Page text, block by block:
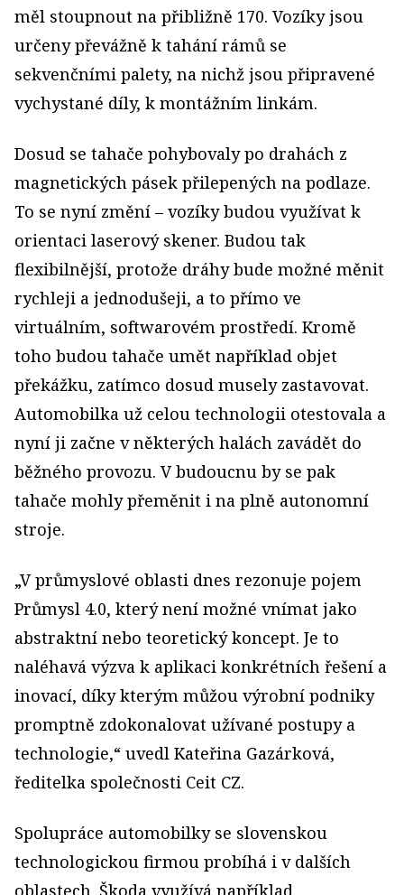
měl stoupnout na přibližně 170. Vozíky jsou
určeny převážně k tahání rámů se
sekvenčními palety, na nichž jsou připravené
vychystané díly, k montážním linkám.
Dosud se tahače pohybovaly po drahách z
magnetických pásek přilepených na podlaze.
To se nyní změní – vozíky budou využívat k
orientaci laserový skener. Budou tak
flexibilnější, protože dráhy bude možné měnit
rychleji a jednodušeji, a to přímo ve
virtuálním, softwarovém prostředí. Kromě
toho budou tahače umět například objet
překážku, zatímco dosud musely zastavovat.
Automobilka už celou technologii otestovala a
nyní ji začne v některých halách zavádět do
běžného provozu. V budoucnu by se pak
tahače mohly přeměnit i na plně autonomní
stroje.
„V průmyslové oblasti dnes rezonuje pojem
Průmysl 4.0, který není možné vnímat jako
abstraktní nebo teoretický koncept. Je to
naléhavá výzva k aplikaci konkrétních řešení a
inovací, díky kterým můžou výrobní podniky
promptně zdokonalovat užívané postupy a
technologie,“ uvedl Kateřina Gazárková,
ředitelka společnosti Ceit CZ.
Spolupráce automobilky se slovenskou
technologickou firmou probíhá i v dalších
oblastech. Škoda využívá například